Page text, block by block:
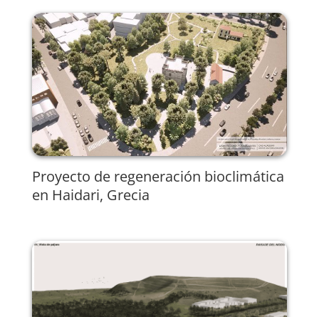
Proyecto de regeneración bioclimática
en Haidari, Grecia